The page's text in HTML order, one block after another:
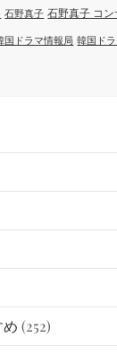
石野真子 石野真子 コン
国ドラマ情報局 韓国ド
(252)